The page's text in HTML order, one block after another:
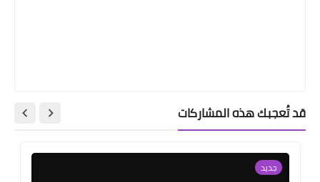
قد تُعجبك هذه المشاركات
جديد